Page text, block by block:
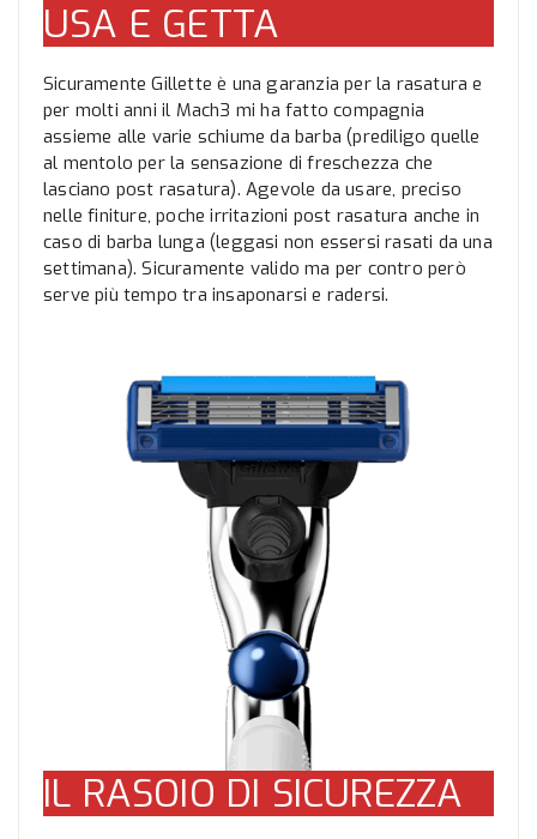
USA E GETTA
Sicuramente Gillette è una garanzia per la rasatura e
per molti anni il Mach3 mi ha fatto compagnia
assieme alle varie schiume da barba (prediligo quelle
al mentolo per la sensazione di freschezza che
lasciano post rasatura). Agevole da usare, preciso
nelle finiture, poche irritazioni post rasatura anche in
caso di barba lunga (leggasi non essersi rasati da una
settimana). Sicuramente valido ma per contro però
serve più tempo tra insaponarsi e radersi.
IL RASOIO DI SICUREZZA